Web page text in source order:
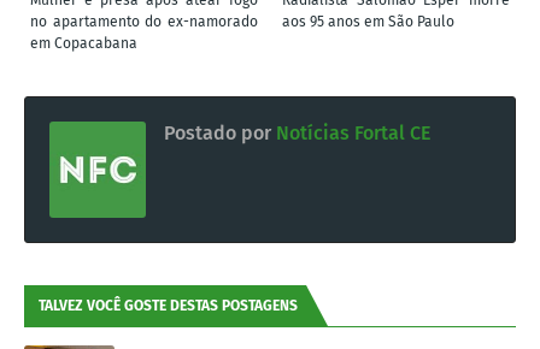
aos 95 anos em São Paulo
no apartamento do ex-namorado
em Copacabana
Postado por Notícias Fortal CE
TALVEZ VOCÊ GOSTE DESTAS POSTAGENS